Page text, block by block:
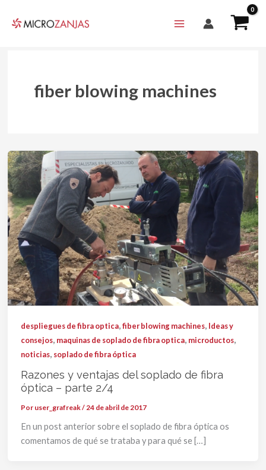
fiber blowing machines
despliegues de fibra optica,fiber blowing machines, Ideas y
consejos, maquinas de soplado de fibra optica, microductos,
noticias, soplado de fibra óptica
Razones y ventajas del soplado de fibra
óptica – parte 2/4
Por user_grafreak/ 24 de abril de 2017
En un post anterior sobre el soplado de fibra óptica os
comentamos de qué se trataba y para qué se […]